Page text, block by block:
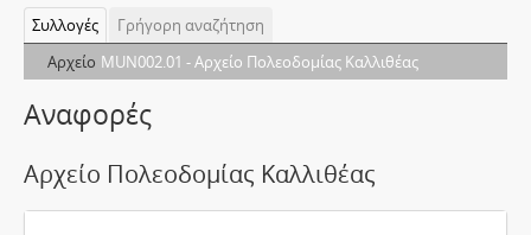
Συλλογές
Γρήγορη αναζήτηση
Αρχείο MUN002.01 - Αρχείο Πολεοδομίας Καλλιθέας
Αναφορές
Αρχείο Πολεοδομίας Καλλιθέας